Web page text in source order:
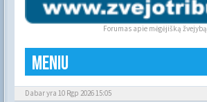
Forumas apie mėgėjišką žvejybą
Meniu
Dabar yra 10 Rgp 2026 15:05